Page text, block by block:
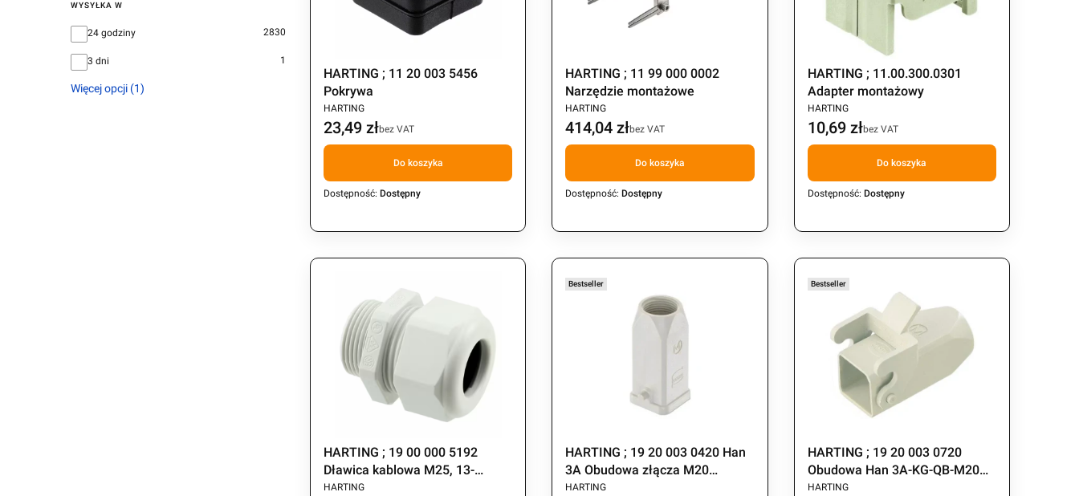
WYSYŁKA W
Wysyłka w
24 godziny 2830
3 dni 1
Więcej opcji (1)
HARTING ; 11 20 003 5456
Pokrywa
PRODUCENT
HARTING
Cena
23,49 złbez VAT
Do koszyka
Dostępność: Dostępny
HARTING ; 11 99 000 0002
Narzędzie montażowe
PRODUCENT
HARTING
Cena
414,04 złbez VAT
Do koszyka
Dostępność: Dostępny
HARTING ; 11.00.300.0301
Adapter montażowy
PRODUCENT
HARTING
Cena
10,69 złbez VAT
Do koszyka
Dostępność: Dostępny
HARTING ; 19 00 000 5192
Dławica kablowa M25, 13-
18mm, plastik
PRODUCENT
HARTING
Bestseller
HARTING ; 19 20 003 0420 Han
3A Obudowa złącza M20
poliwęglan
PRODUCENT
HARTING
Bestseller
HARTING ; 19 20 003 0720
Obudowa Han 3A-KG-QB-M20
poliwęglan , klamra
PRODUCENT
HARTING